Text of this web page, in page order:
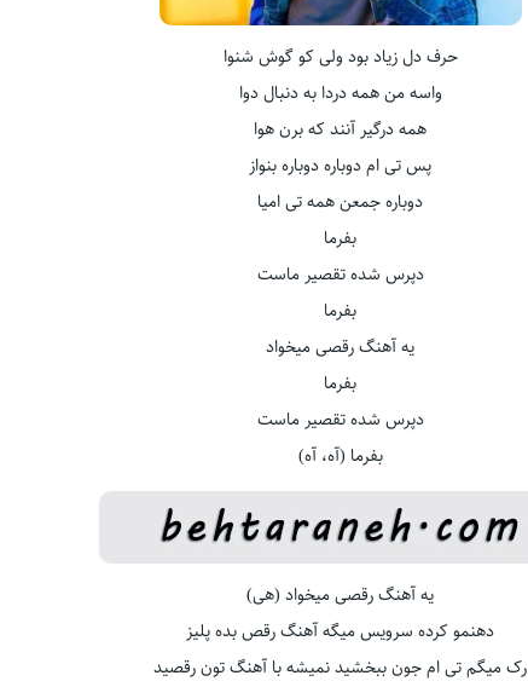
حرف دل زیاد بود ولی کو گوش شنوا
واسه من همه دردا به دنبال دوا
همه درگیر آنند که برن هوا
پس تی ام دوباره دوباره بنواز
دوباره جمعن همه تی امیا
بفرما
دپرس شده تقصیر ماست
بفرما
یه آهنگ رقصی میخواد
بفرما
دپرس شده تقصیر ماست
بفرما (آه، آه)
یه آهنگ رقصی میخواد (هی)
دهنمو کرده سرویس میگه آهنگ رقص بده پلیز
رک میگم تی ام جون ببخشید نمیشه با آهنگ تون رقصید